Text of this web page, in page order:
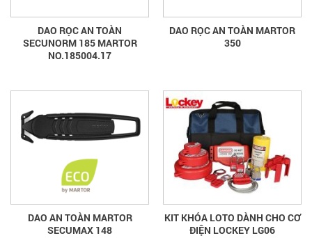
DAO RỌC AN TOÀN
SECUNORM 185 MARTOR
NO.185004.17
DAO RỌC AN TOÀN MARTOR
350
DAO AN TOÀN MARTOR
SECUMAX 148
KIT KHÓA LOTO DÀNH CHO CƠ
ĐIỆN LOCKEY LG06